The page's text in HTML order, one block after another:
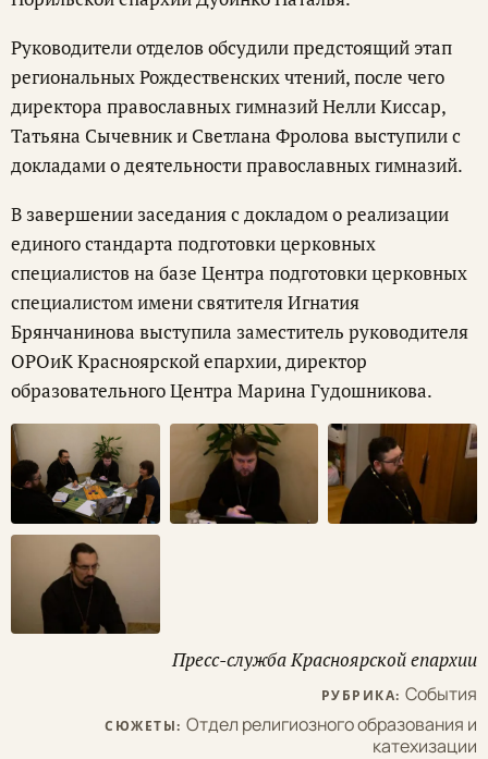
Руководители отделов обсудили предстоящий этап
региональных Рождественских чтений, после чего
директора православных гимназий Нелли Киссар,
Татьяна Сычевник и Светлана Фролова выступили с
докладами о деятельности православных гимназий.
В завершении заседания с докладом о реализации
единого стандарта подготовки церковных
специалистов на базе Центра подготовки церковных
специалистом имени святителя Игнатия
Брянчанинова выступила заместитель руководителя
ОРОиК Красноярской епархии, директор
образовательного Центра Марина Гудошникова.
Пресс-служба Красноярской епархии
РУБРИКА: События
СЮЖЕТЫ: Отдел религиозного образования и
катехизации